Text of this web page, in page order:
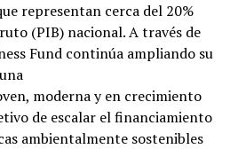
representan cerca del 20%
(PIB) nacional. A través de
Fund continúa ampliando su
moderna y en crecimiento
de escalar el financiamiento
ambientalmente sostenibles